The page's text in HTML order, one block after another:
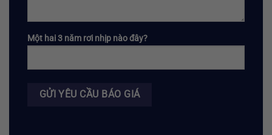
Một hai 3 năm rơi nhịp nào đây?